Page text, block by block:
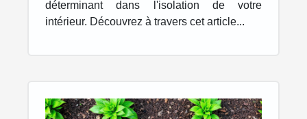
déterminant dans l'isolation de votre
intérieur. Découvrez à travers cet article...